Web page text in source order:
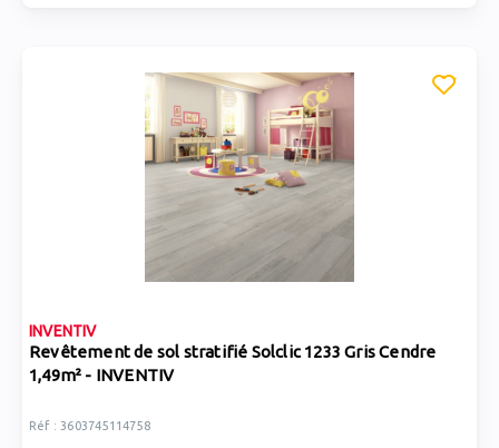
INVENTIV
Revêtement de sol stratifié Solclic 1233 Gris Cendre
1,49m² - INVENTIV
Réf : 3603745114758